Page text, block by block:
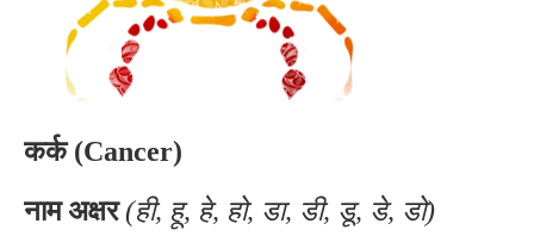
कर्क (Cancer)
नाम अक्षर(ही, हू, हे, हो, डा, डी, डू, डे, डो)